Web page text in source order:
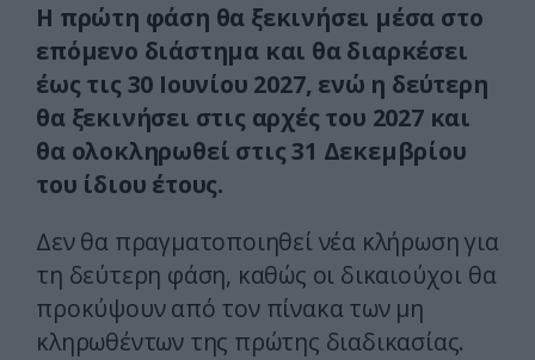
Η πρώτη φάση θα ξεκινήσει μέσα στο
επόμενο διάστημα και θα διαρκέσει
έως τις 30 Ιουνίου 2027, ενώ η δεύτερη
θα ξεκινήσει στις αρχές του 2027 και
θα ολοκληρωθεί στις 31 Δεκεμβρίου
του ίδιου έτους.
Δεν θα πραγματοποιηθεί νέα κλήρωση για
τη δεύτερη φάση, καθώς οι δικαιούχοι θα
προκύψουν από τον πίνακα των μη
κληρωθέντων της πρώτης διαδικασίας.